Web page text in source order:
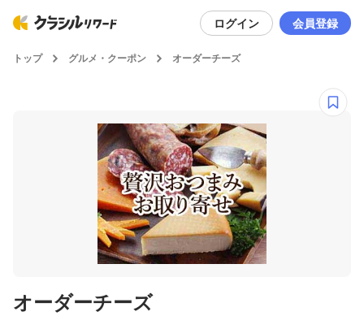
ログイン 会員登録
トップ グルメ・クーポン オーダーチーズ
オーダーチーズ